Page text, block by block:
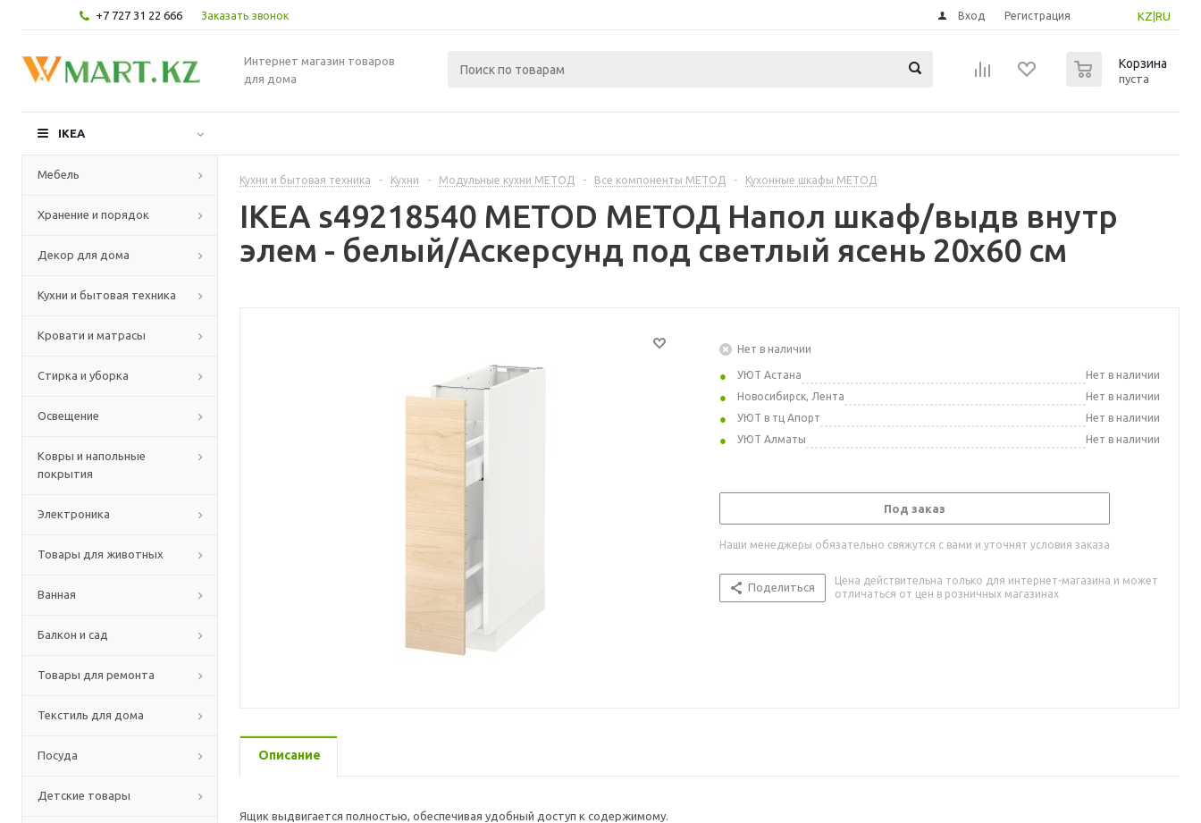
+7 727 31 22 666 Заказать звонок KZ RU
Вход Регистрация
Интернет магазин товаров
для дома
Корзина
пуста
IKEA
Мебель
Хранение и порядок
Декор для дома
Кухни и бытовая техника
Кровати и матрасы
Стирка и уборка
Освещение
Ковры и напольные
покрытия
Электроника
Товары для животных
Ванная
Балкон и сад
Товары для ремонта
Текстиль для дома
Посуда
Детские товары
Кухни и бытовая техника - Кухни - Модульные кухни МЕТОД - Все компоненты МЕТОД - Кухонные шкафы МЕТОД
IKEA s49218540 METOD МЕТОД Напол шкаф/выдв внутр
элем - белый/Аскерсунд под светлый ясень 20x60 см
Нет в наличии
УЮТ Астана
Нет в наличии
Новосибирск, Лента
Нет в наличии
УЮТ в тц Апорт
Нет в наличии
УЮТ Алматы
Нет в наличии
Под заказ
Наши менеджеры обязательно свяжутся с вами и уточнят условия заказа
Поделиться
Цена действительна только для интернет-магазина и может
отличаться от цен в розничных магазинах
Описание
Ящик выдвигается полностью, обеспечивая удобный доступ к содержимому.